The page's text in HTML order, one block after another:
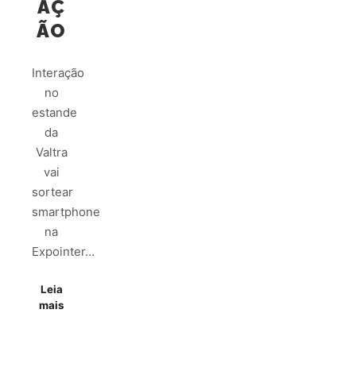
AÇ
ÃO
Interação
no
estande
da
Valtra
vai
sortear
smartphone
na
Expointer…
Leia
mais